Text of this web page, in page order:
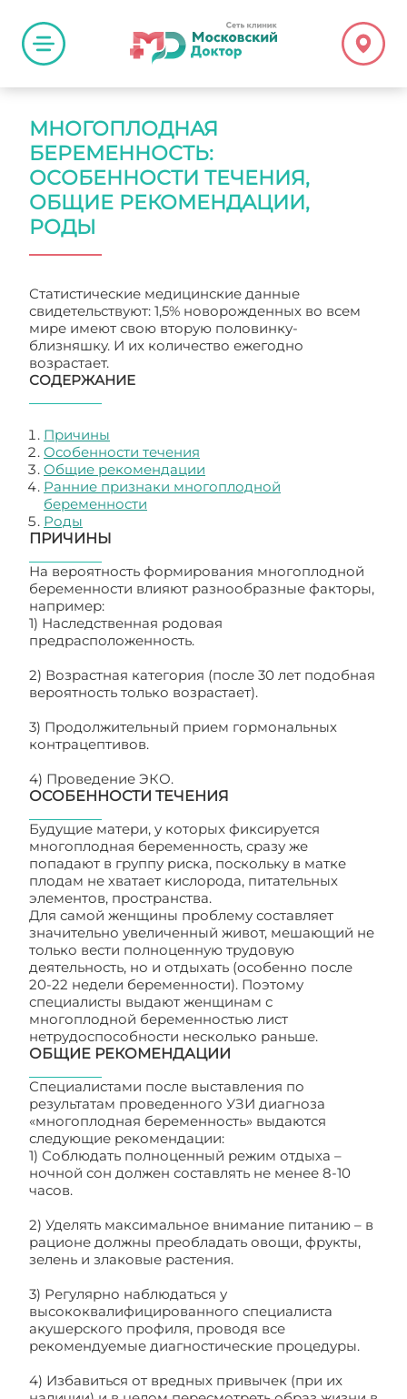
МНОГОПЛОДНАЯ
БЕРЕМЕННОСТЬ:
ОСОБЕННОСТИ ТЕЧЕНИЯ,
ОБЩИЕ РЕКОМЕНДАЦИИ,
РОДЫ
Статистические медицинские данные
свидетельствуют: 1,5% новорожденных во всем
мире имеют свою вторую половинку-
близняшку. И их количество ежегодно
возрастает.
СОДЕРЖАНИЕ
Причины
Особенности течения
Общие рекомендации
Ранние признаки многоплодной
беременности
Роды
ПРИЧИНЫ
На вероятность формирования многоплодной
беременности влияют разнообразные факторы,
например:
1) Наследственная родовая
предрасположенность.
2) Возрастная категория (после 30 лет подобная
вероятность только возрастает).
3) Продолжительный прием гормональных
контрацептивов.
4) Проведение ЭКО.
ОСОБЕННОСТИ ТЕЧЕНИЯ
Будущие матери, у которых фиксируется
многоплодная беременность, сразу же
попадают в группу риска, поскольку в матке
плодам не хватает кислорода, питательных
элементов, пространства.
Для самой женщины проблему составляет
значительно увеличенный живот, мешающий не
только вести полноценную трудовую
деятельность, но и отдыхать (особенно после
20-22 недели беременности). Поэтому
специалисты выдают женщинам с
многоплодной беременностью лист
нетрудоспособности несколько раньше.
ОБЩИЕ РЕКОМЕНДАЦИИ
Специалистами после выставления по
результатам проведенного УЗИ диагноза
«многоплодная беременность» выдаются
следующие рекомендации:
1) Соблюдать полноценный режим отдыха –
ночной сон должен составлять не менее 8-10
часов.
2) Уделять максимальное внимание питанию – в
рационе должны преобладать овощи, фрукты,
зелень и злаковые растения.
3) Регулярно наблюдаться у
высококвалифицированного специалиста
акушерского профиля, проводя все
рекомендуемые диагностические процедуры.
4) Избавиться от вредных привычек (при их